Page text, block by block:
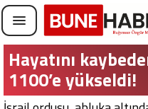
Hayatını
1100’e yükseldi!